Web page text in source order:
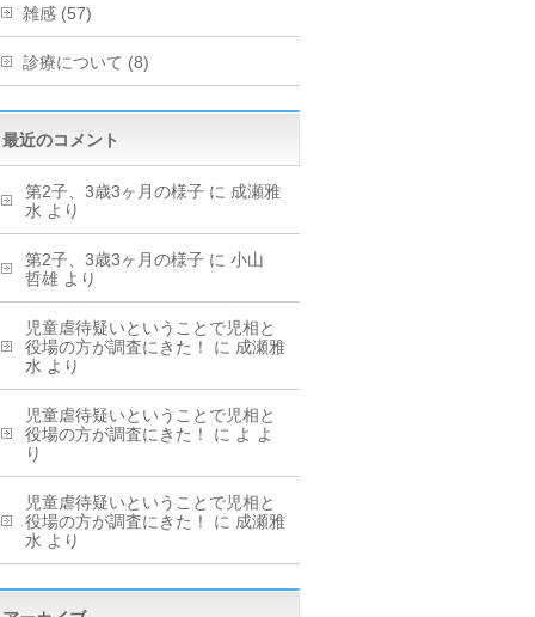
雑感 (57)
診療について (8)
最近のコメント
第2子、3歳3ヶ月の様子 に 成瀬雅
水 より
第2子、3歳3ヶ月の様子 に 小山
哲雄 より
児童虐待疑いということで児相と
役場の方が調査にきた！
に 成瀬雅
水 より
児童虐待疑いということで児相と
役場の方が調査にきた！
に よ よ
り
児童虐待疑いということで児相と
役場の方が調査にきた！
に 成瀬雅
水 より